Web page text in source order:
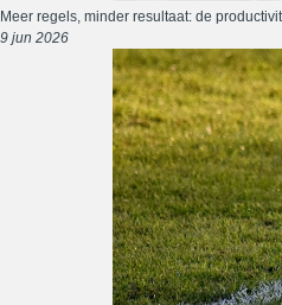
Meer regels, minder resultaat: de
9 jun 2026